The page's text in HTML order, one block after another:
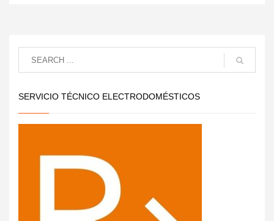
SERVICIO TÉCNICO ELECTRODOMÉSTICOS